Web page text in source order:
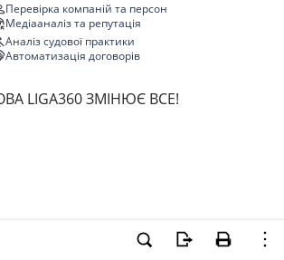
Перевірка компаній та персон
Медіааналіз та репутація
Аналіз судової практики
Автоматизація договорів
LIGA360 ЗМІНЮЄ ВСЕ!